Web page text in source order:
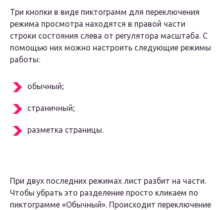
Три кнопки в виде пиктограмм для переключения
режима просмотра находятся в правой части
строки состояния слева от регулятора масштаба. С
помощью них можно настроить следующие режимы
работы:
обычный;
страничный;
разметка страницы.
При двух последних режимах лист разбит на части.
Чтобы убрать это разделение просто кликаем по
пиктограмме «Обычный». Происходит переключение